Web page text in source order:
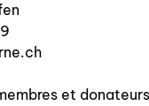
et donateurs